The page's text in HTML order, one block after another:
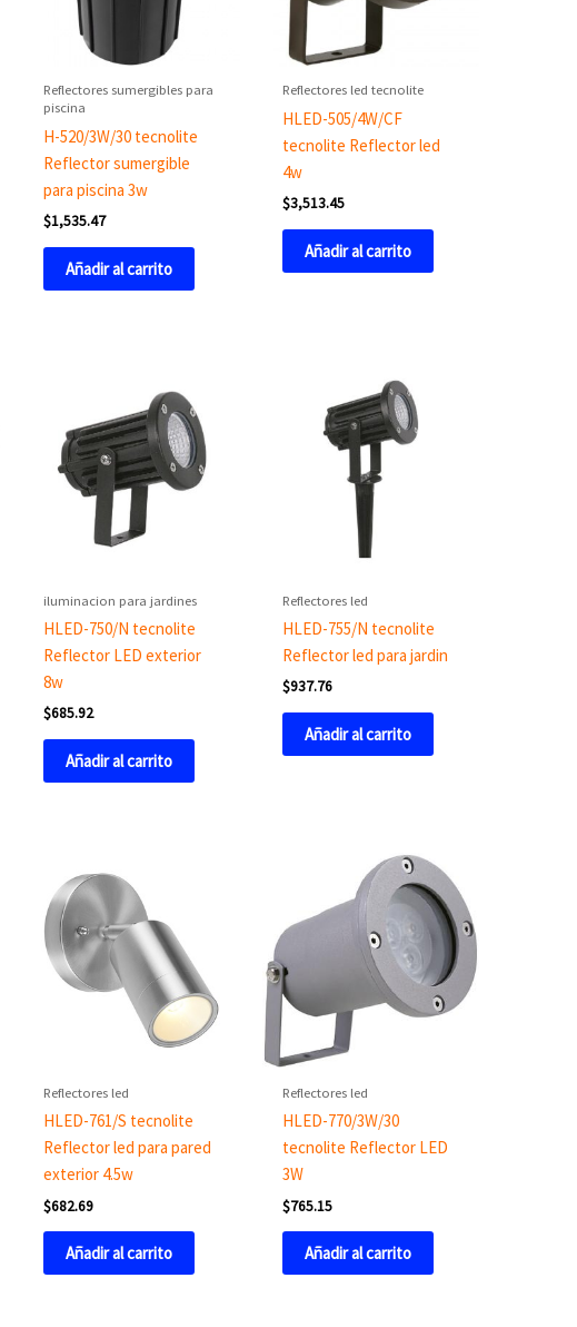
Reflectores sumergibles para
piscina
H-520/3W/30 tecnolite
Reflector sumergible
para piscina 3w
$1,535.47
Añadir al carrito
Reflectores led tecnolite
HLED-505/4W/CF
tecnolite Reflector led
4w
$3,513.45
Añadir al carrito
iluminacion para jardines
HLED-750/N tecnolite
Reflector LED exterior
8w
$685.92
Añadir al carrito
Reflectores led
HLED-755/N tecnolite
Reflector led para jardin
$937.76
Añadir al carrito
Reflectores led
HLED-761/S tecnolite
Reflector led para pared
exterior 4.5w
$682.69
Añadir al carrito
Reflectores led
HLED-770/3W/30
tecnolite Reflector LED
3W
$765.15
Añadir al carrito